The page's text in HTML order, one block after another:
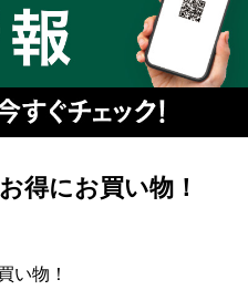
得に​お買い​物！​
い​物！​